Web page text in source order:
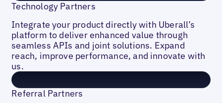
Technology Partners
Integrate your product directly with Uberall’s
platform to deliver enhanced value through
seamless APIs and joint solutions. Expand
reach, improve performance, and innovate with
us.
Referral Partners